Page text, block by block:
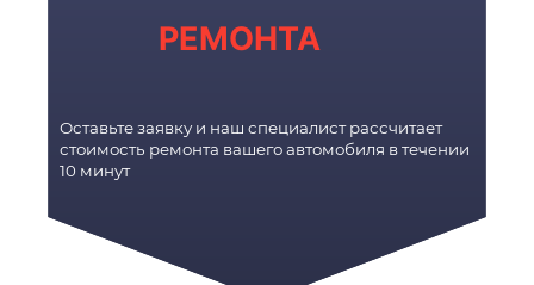
РЕМОНТА
Оставьте заявку и наш специалист рассчитает
стоимость ремонта вашего автомобиля в течении
10 минут